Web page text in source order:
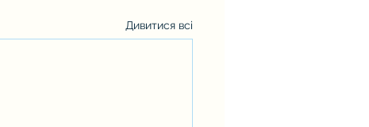
Дивитися всі